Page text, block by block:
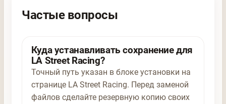
Частые вопросы
Куда устанавливать сохранение для
LA Street Racing?
Точный путь указан в блоке установки на
странице LA Street Racing. Перед заменой
файлов сделайте резервную копию своих